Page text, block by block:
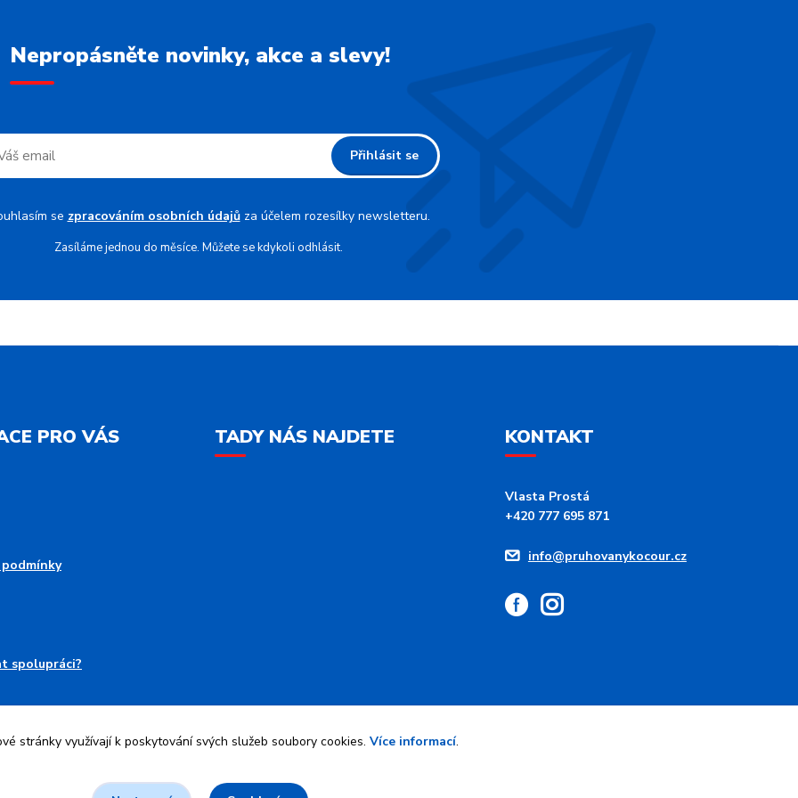
Nepropásněte novinky, akce a slevy!
Přihlásit se
se zpracováním osobních údajůza účelem rozesílky newsletteru.
Zasíláme jednou do měsíce. Můžete se kdykoli odhlásit.
PRO VÁS
spolupráci?
TADY NÁS NAJDETE KONTAKT
Vlasta Prostá
+420 777 695 871
info@pruhovanykocour.cz
stránky využívají k poskytování svých služeb soubory cookies. Více informací.